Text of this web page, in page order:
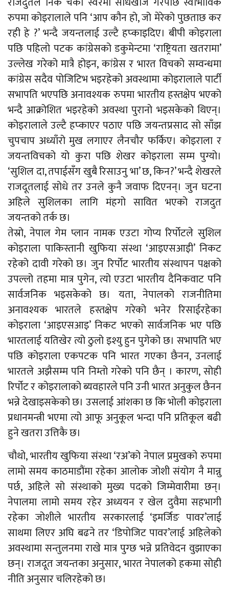
रुपमा कोइरालाले पनि ‘आप कौन हो, जो मेरेको पुछताछ कर
रही हे ?’ भन्दै जयन्तलाई उल्टै हप्काइदिए। बीपी कोइराला
पछि पहिलो पटक कांग्रेसको डकुमेन्टमा ‘राष्ट्रियता खतरामा’
उल्लेख गरेको मात्रै होइन, कांग्रेस र भारत विचको सम्वन्धमा
कांग्रेस सदैव पोजिटिभ भइरहेको अवस्थामा कोइरालाले पार्टी
सभापति भएपछि अनावश्यक रुपमा भारतीय हस्तक्षेप भएको
भन्दै आक्रोशित भइरहेको अवस्था पुरानो भइसकेको थिएन्।
कोइरालाले उल्टै हप्काएर पठाए पछि जयन्तप्रसाद सो साँझ
चुपचाप अध्याँरो मुख लगाएर लैनचौर फर्किए। कोइराला र
जयन्तविचको यो कुरा पछि शेखर कोइराला सम्म पुग्यो।
‘सुशिल दा, तपाईसँग खुबै रिसाउनु भा’ छ, किन?’ भन्दै शेखरले
राजदूतलाई सोधे तर उनले कुनै जवाफ दिएनन्। जुन घटना
अहिले सुशिलका लागि मंहगो सावित भएको राजदुत
जयन्तको तर्क छ।
तेस्रो, नेपाल गेम प्लान नामक एउटा गोप्य रिर्पोटले सुशिल
कोइराला पाकिस्तानी खुफिया संस्था ‘आइएसआइी’ निकट
रहेको दावी गरेको छ। जुन रिर्पोट भारतीय संस्थापन पक्षको
उपल्लो तहमा मात्र पुगेन, त्यो एउटा भारतीय दैनिकवाट पनि
सार्वजनिक भइसकेको छ। यता, नेपालको राजनीतिमा
अनावश्यक भारतले हस्तक्षेप गरेको भनेर रिसाईरहेका
कोइराला ‘आइएसआइ’ निकट भएको सार्वजनिक भए पछि
भारतलाई यतिखेर त्यो ठुलो इश्यु हुन पुगेको छ। सभापति भए
पछि कोइराला एकपटक पनि भारत गएका छैनन, उनलाई
भारतले अझैसम्म पनि निम्तो गरेको पनि छैन् । कारण, सोही
रिर्पोट र कोइरालाको ब्यवहारले पनि उनी भारत अनुकुल छैनन
भन्ने देखाइसकेको छ। उसलाई आंशका छ कि भोली कोइराला
प्रधानमन्त्री भएमा त्यो आफू अनुकूल भन्दा पनि प्रतिकूल बढी
हुने खतरा उत्तिकै छ।
चौथो, भारतीय खुफिया संस्था ‘रअ’को नेपाल प्रमुखको रुपमा
लामो समय काठमाडौंमा रहेका आलोक जोशी संयोग नै मान्नु
पर्छ, अहिले सो संस्थाको मुख्य पदको जिम्मेवारीमा छन्।
नेपालमा लामो समय रहेर अध्ययन र खेल दुवैमा सहभागी
रहेका जोशीले भारतीय सरकारलाई ‘इमर्जिङ पावर’लाई
साथमा लिएर अघि बढने तर ‘डिपोजिट पावर’लाई अहिलेको
अवस्थामा सन्तुलनमा राखे मात्र पुग्छ भन्ने प्रतिवेदन वुझाएका
छन्। राजदूत जयन्तका अनुसार, भारत नेपालको हकमा सोही
नीति अनुसार चलिरहेको छ।